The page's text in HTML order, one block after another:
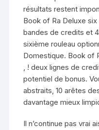
résultats restent
Book of Ra Deluxe
bandes de credits et
sixième rouleau
Domestique. Book of
, ! deux lignes de
potentiel de bonus.
abstraits, 10 arêtes
davantage mieux
Il n’continue pas vrai